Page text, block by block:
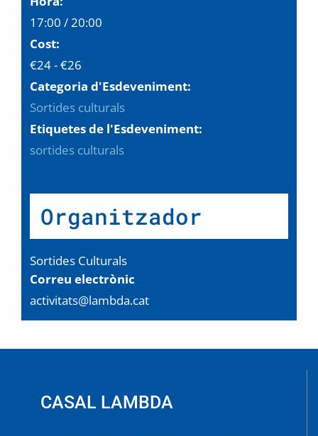
17:00 / 20:00
Cost:
€24 - €26
Categoria d'Esdeveniment:
Sortides culturals
Etiquetes de l'Esdeveniment:
sortides culturals
Organitzador
Sortides Culturals
Correu electrònic
activitats@lambda.cat
CASAL LAMBDA